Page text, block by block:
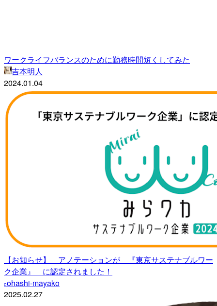
ワークライフバランスのために勤務時間短くしてみた
吉本明人
2024.01.04
【お知らせ】 アノテーションが 『東京サステナブルワー
ク企業』 に認定されました！
oohashi-mayako
2025.02.27